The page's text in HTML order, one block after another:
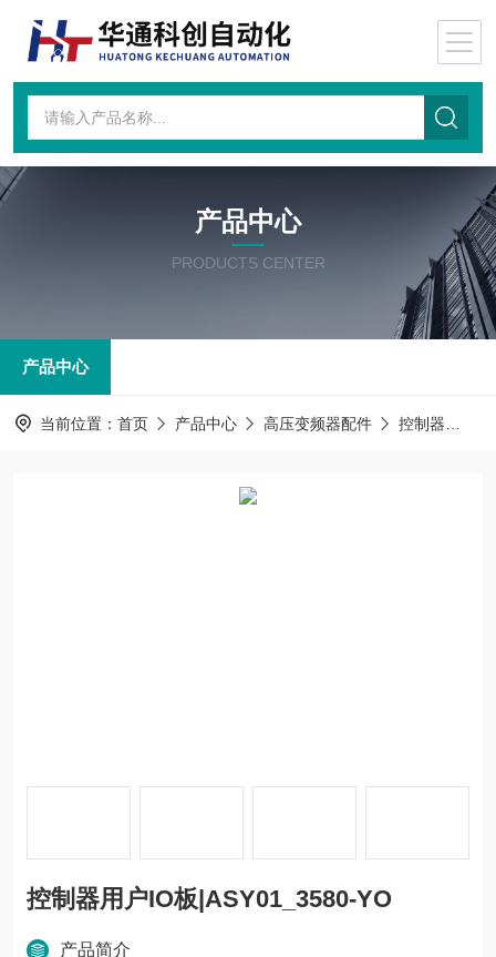
产品中心
PRODUCTS CENTER
产品中心
当前位置： 首页 产品中心 高压变频器配件 控制器
控制器用户IO板|ASY01_3580-YO
产品简介